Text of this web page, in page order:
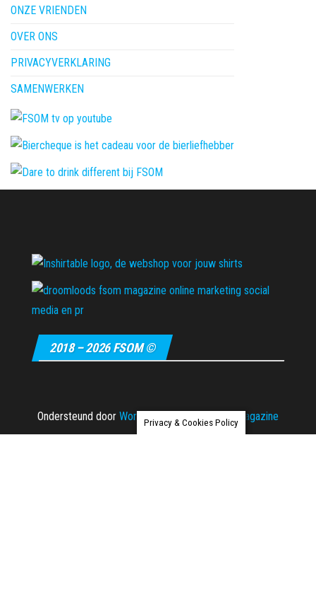
ONZE VRIENDEN
OVER ONS
PRIVACYVERKLARING
SAMENWERKEN
2018 – 2026 FSOM ©
Ondersteund door WordPress |Thema: Envo Magazine
Privacy & Cookies Policy